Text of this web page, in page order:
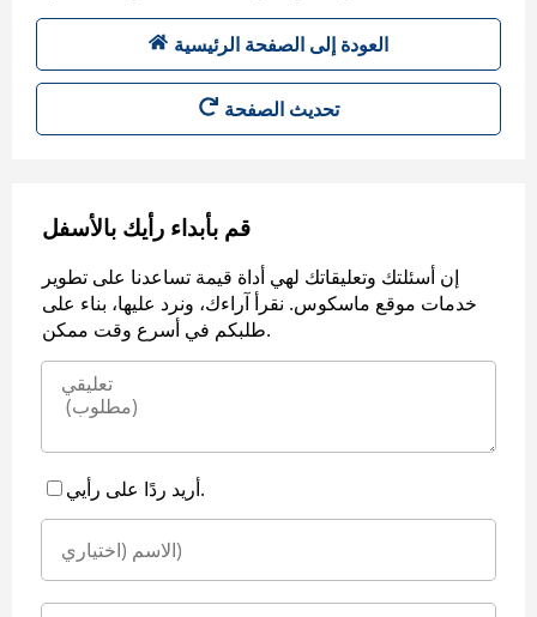
العودة إلى الصفحة الرئيسية
تحديث الصفحة
قم بأبداء رأيك بالأسفل
إن أسئلتك وتعليقاتك لهي أداة قيمة تساعدنا على تطوير
خدمات موقع ماسكوس. نقرأ آراءك، ونرد عليها، بناء على
طلبكم في أسرع وقت ممكن.
أريد ردًا على رأيي.